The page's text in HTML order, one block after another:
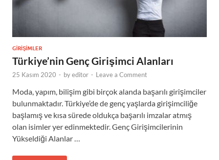
GIRIŞIMLER
Türkiye’nin Genç Girişimci Alanları
25 Kasım 2020 - byeditor - Leave a Comment
Moda, yapım, bilişim gibi birçok alanda başarılı girişimciler
bulunmaktadır. Türkiye’de de genç yaşlarda girişimciliğe
başlamış ve kısa sürede oldukça başarılı imzalar atmış
olan isimler yer edinmektedir. Genç Girişimcilerinin
Yükseldiği Alanlar …